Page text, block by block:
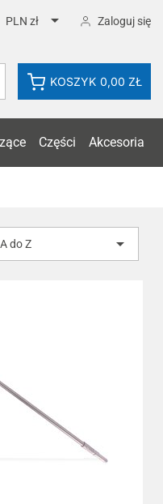
PLN zł  Zaloguj się
KOSZYK 0,00 ZŁ
Części Akcesoria
do Z 